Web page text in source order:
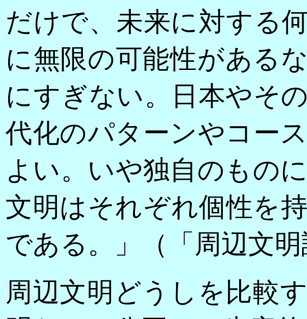
だけで、未来に対する
に無限の可能性がある
にすぎない。日本やそ
代化のパターンやコー
よい。いや独自のもの
文明はそれぞれ個性を
である。」（「周辺文
周辺文明どうしを比較